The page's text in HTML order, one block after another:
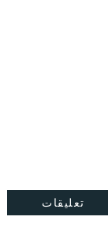
تعليقات